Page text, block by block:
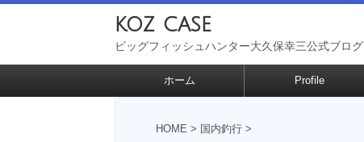
koz case
ビッグフィッシュハンター大久保幸三公式ブログ
ホーム Profile
HOME > 国内釣行 >